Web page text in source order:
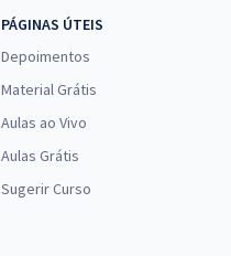
PÁGINAS ÚTEIS
Depoimentos
Material Grátis
Aulas ao Vivo
Aulas Grátis
Sugerir Curso